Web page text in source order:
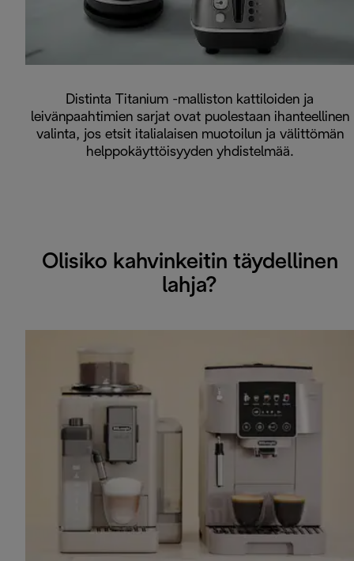
Distinta Titanium -malliston kattiloiden ja
leivänpaahtimien sarjat ovat puolestaan ihanteellinen
valinta, jos etsit italialaisen muotoilun ja välittömän
helppokäyttöisyyden yhdistelmää.
Olisiko kahvinkeitin täydellinen
lahja?